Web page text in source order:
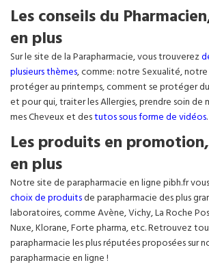
Les conseils du
en plus
Sur le site de la Parapharmacie, vous trouverez
plusieurs thèmes, comme: notre Sexualité,
protéger au printemps, comment se protéger
et pour qui, traiter les Allergies, prendre soin de
mes Cheveux et destutos sous forme de vidéos.
Les produits en
en plus
Notre site de parapharmacie en ligne pibh.fr
choix de produitsde parapharmacie des plus
laboratoires, comme Avène, Vichy, La Roche
Nuxe, Klorane, Forte pharma, etc. Retrouvez
parapharmacie les plus réputées proposées sur
parapharmacie en ligne !